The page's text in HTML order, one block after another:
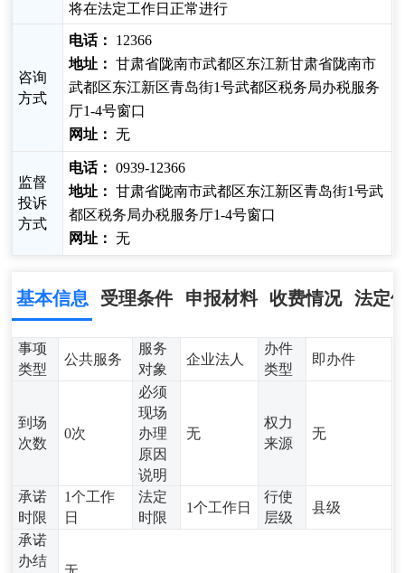
将在法定工作日正常进行
咨询
方式
电话：
12366
地址： 甘肃省陇南市武都区东江新甘肃省陇南市
武都区东江新区青岛街1号武都区税务局办税服务
厅1-4号窗口
网址： 无
监督
投诉
方式
电话： 0939-12366
地址： 甘肃省陇南市武都区东江新区青岛街1号武
都区税务局办税服务厅1-4号窗口
网址： 无
基本信息 受理条件 申报材料 收费情况 法定
事项
类型
公共服务
服务
对象
企业法人
办件
类型
即办件
到场
次数
0次
必须
现场
办理
原因
说明
无
权力
来源
无
承诺
时限
1个工作
日
法定
时限
1个工作日
行使
层级
县级
承诺
办结